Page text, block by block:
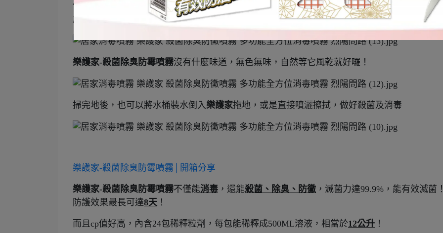
像是沙發、窗簾，平時是不會很常清洗的，就可以噴 樂護家-殺菌除臭防霉噴霧，不僅能 消毒 ，
能
，很方便呢！
樂護家-殺菌除臭防霉噴霧沒有什麼味道，無色無味，自然等它風乾就好囉！
掃完地後，也可以將水桶裝水倒入樂護家拖地，或是直接噴灑擦拭，做好殺菌及消毒
樂護家-殺菌除臭防霉噴霧│開箱分享
樂護家-殺菌除臭防霉噴霧不僅能消毒 ，還能殺菌、除臭、防黴 ，滅菌力達99.9%，能有效滅菌
防護效果最長可達8天 ！
而且cp值好高，內含24包稀釋粒劑，每包能稀釋成500ML溶液，相當於12公升 ！